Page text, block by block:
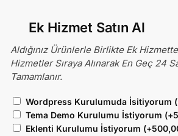
Ek Hizmet Satın Al
Aldığınız Ürünlerle Birlikte Ek
Hizmetler Sıraya Alınarak En Geç 24
Tamamlanır.
Wordpress Kurulumuda İsitiyorum
Tema Demo Kurulumu İstiyorum (+
Eklenti Kurulumu İstiyorum (+